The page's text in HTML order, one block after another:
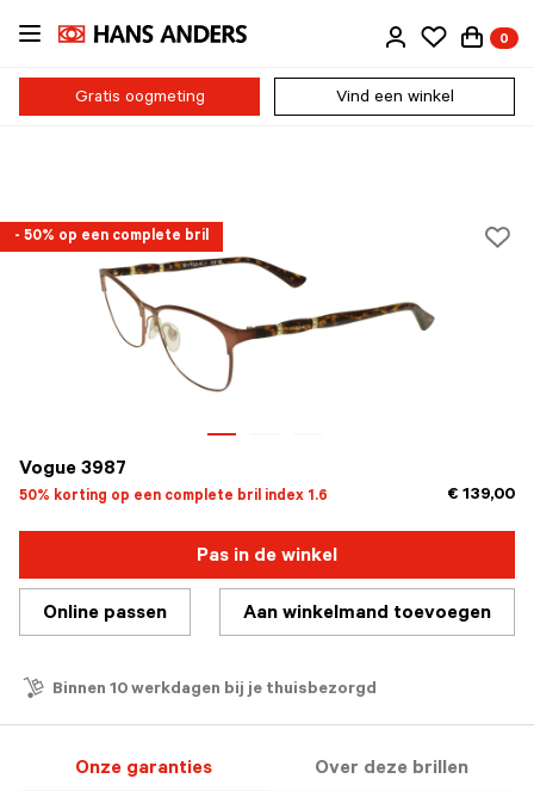
Ga
naar
inhoud
0
Gratis oogmeting Vind een winkel
- 50% op een complete bril
Vogue 3987
50% korting op een complete bril index 1.6 € 139,00
Pas in de winkel
Online passen Aan winkelmand toevoegen
Binnen 10 werkdagen bij je thuisbezorgd
Onze garanties Over deze brillen